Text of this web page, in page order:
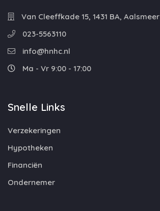
Van Cleeffkade 15, 1431 BA, Aalsmeer
023-5563110
info@hnhc.nl
Ma - Vr 9:00 - 17:00
Snelle Links
Verzekeringen
Hypotheken
Financiën
Ondernemer